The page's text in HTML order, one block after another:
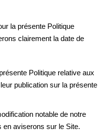
la présente Politique
clairement la date de
Politique relative aux
publication sur la présente
notable de notre
en aviserons sur le Site.